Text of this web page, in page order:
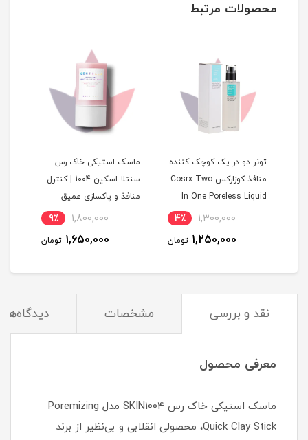
محصولات مرتبط
تونر دو در یک کوچک کننده
منافذ کوزارکس Cosrx Two
In One Poreless Liquid
1,300,000 4٪
1,250,000 تومان
ماسک استیکی خاک رس
سنتلا اسکین 1004 | کنترل
منافذ و پاکسازی عمیق
1,800,000 9٪
1,650,000 تومان
نقد و بررسی مشخصات دیدگاه‌ها
معرفی محصول
ماسک استیکی خاک رس SKIN1004 مدل Poremizing
Quick Clay Stick، محصولی انقلابی و بی‌نظیر از برند